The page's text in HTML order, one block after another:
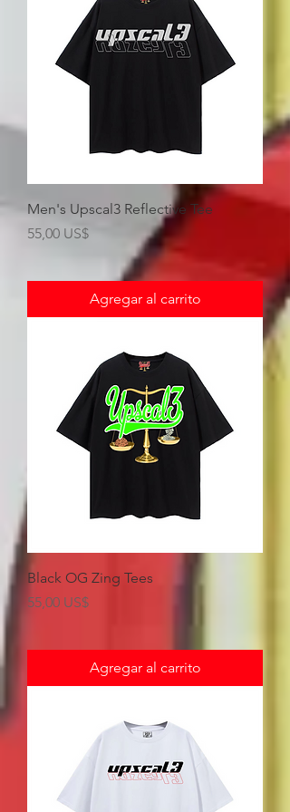
Men's Upscal3 Reflective Tee
Precio
55,00 US$
Agregar al carrito
Black OG Zing Tees
Precio
55,00 US$
Agregar al carrito